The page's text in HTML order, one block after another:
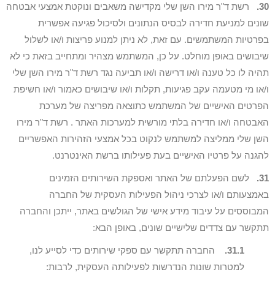
30.
רשת ד"ר מירו השן שלי מקדישה משאבים ונוקטת אמצעי אבטחה
שונים למניעת חדירה לבסיס הנתונים ולסיכול פגיעה אפשרית
בפרטיות המשתמשים. עם זאת, לא ניתן למנוע פריצות ו/או לשלול
שיבושים באופן מוחלט. על כן, המשתמש מצהיר ומתחייב בזאת כי לא
תהיה לו כל טענה ו/או דרישה ו/או תביעה נגד רשת ד"ר מירו השן שלי
ו/או מי מטעמה עקב פגיעות, תקלות ו/או שיבושים כאמור ו/או חשיפת
הפרטים האישיים של המשתמש כתוצאה מפריצה של מערכת
האבטחה ו/או חדירה בלתי מורשית למערכות האתר . רשת ד"ר מירו
השן שלי ממליצה למשתמש לנקוט בכל אמצעי הזהירות האפשריים
להגנה על פרטיו האישיים בעת פעילותו ברשת האינטרנט.
31.
לשם הפעלתם של האתר ואספקת השירותים הזמינים
באמצעותם ו/או לצרכי ניהול הפעילות העסקית של החברה
המבוססים על עיבוד מידע אישי של הגולשים באתר, ייתכן והחברה
תתקשר עם צדדים שלישיים שונים, באופן הבא:
31.1.
החברה תתקשר עם ספקי שירותים כדי לסייע לנו,
למטרות שונות הנדרשות לפעילותה העסקית, לרבות: